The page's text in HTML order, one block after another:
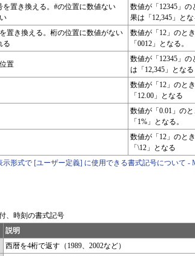
を置き換える。#の位置に数値ない
数値が「12345」の
果は「12,345」とな
置き換える。桁の位置に数値がない
る
数値が「12」のと
「0012」となる。
置
数値が「12345」
は「12,345」となる
数値が「12」のと
「12.00」となる
数値が「0.01」の
「1%」となる。
数値が「12」のと
「\12」となる
示形式で [ユーザー定義] に使用できる書式記号について -
、時刻の書式記号
説明
西暦を4桁で返す（1989、2002など）